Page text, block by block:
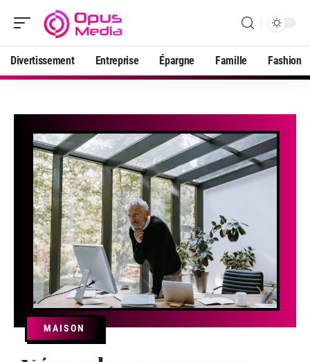
Divertissement Entreprise Épargne Famille Fashion
MAISON